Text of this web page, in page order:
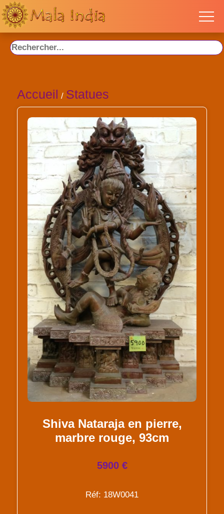
Accueil / Statues
Shiva Nataraja en pierre,
marbre rouge, 93cm
5900 €
Réf: 18W0041